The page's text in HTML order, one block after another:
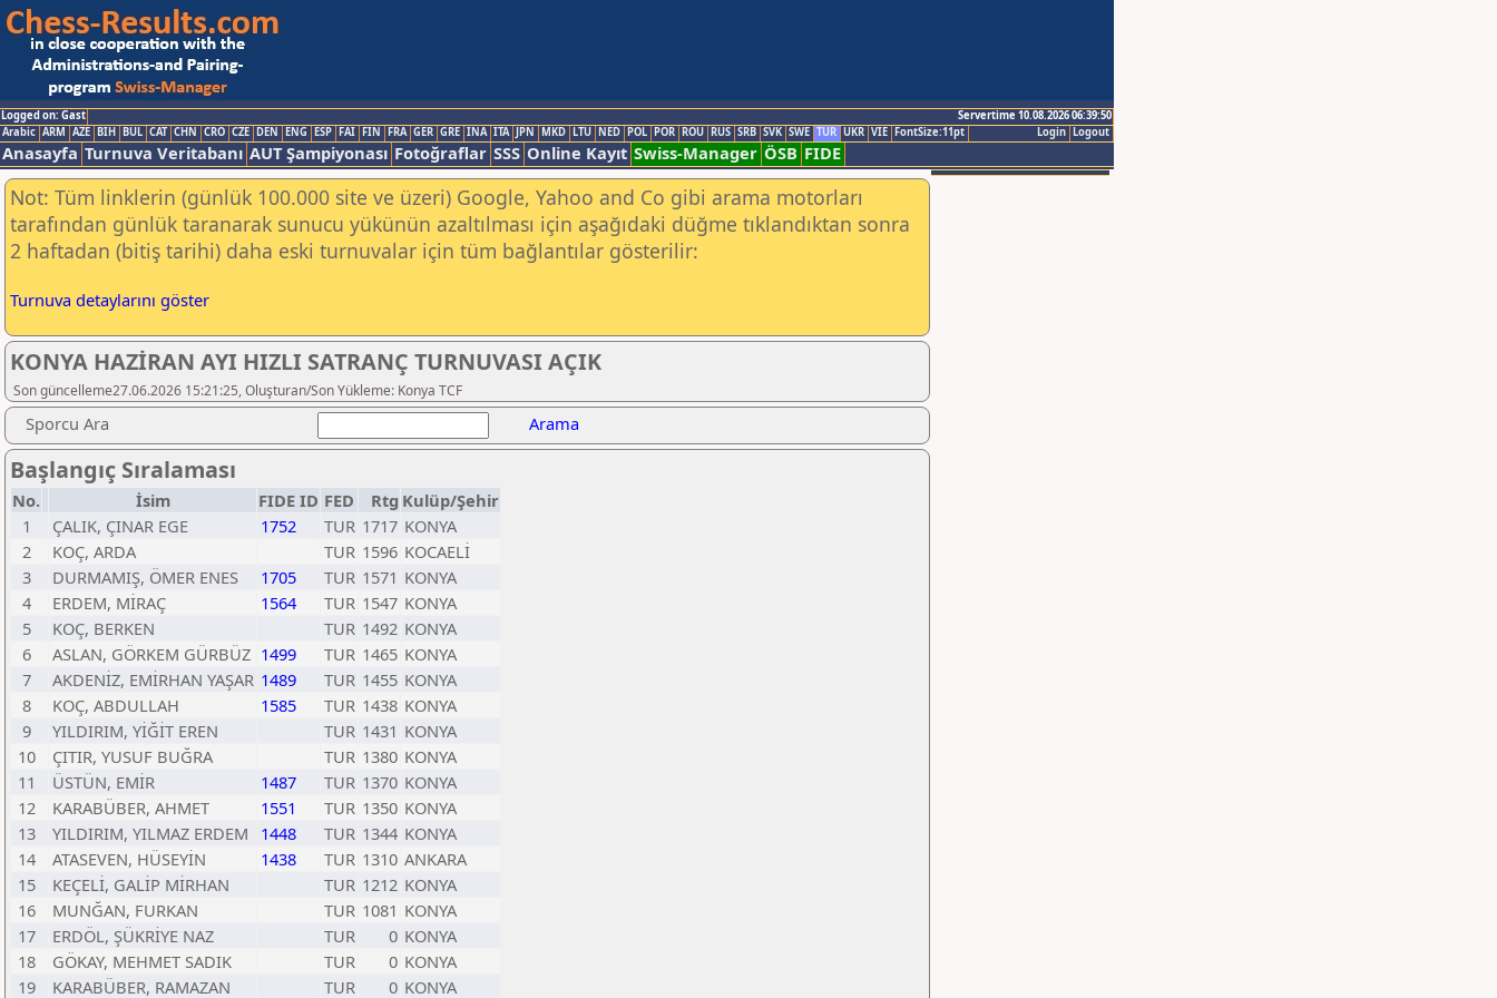
Logged on: Gast
Servertime 10.08.2026 06:39:50
Logout
Login
Arabic ARM AZE BIH BUL CAT CHN CRO CZE DEN ENG ESP FAI FIN FRA GER GRE INA ITA JPN MKD LTU NED POL POR ROU RUS SRB SVK SWE TUR UKR VIE FontSize:11pt
Anasayfa Turnuva Veritabanı AUT Şampiyonası Fotoğraflar SSS Online Kayıt Swiss-Manager ÖSB FIDE
Not: Tüm linklerin (günlük 100.000 site ve üzeri) Google, Yahoo and Co gibi arama motorları
tarafından günlük taranarak sunucu yükünün azaltılması için aşağıdaki düğme tıklandıktan sonra
2 haftadan (bitiş tarihi) daha eski turnuvalar için tüm bağlantılar gösterilir:
Turnuva detaylarını göster
KONYA HAZİRAN AYI HIZLI SATRANÇ TURNUVASI AÇIK
Son güncelleme27.06.2026 15:21:25, Oluşturan/Son Yükleme: Konya TCF
Sporcu Ara Arama
Başlangıç Sıralaması
No. İsim FIDE ID FED Rtg Kulüp/Şehir
1
ÇALIK, ÇINAR EGE 1752 TUR 1717 KONYA
2
KOÇ, ARDA TUR 1596 KOCAELİ
3
DURMAMIŞ, ÖMER ENES 1705 TUR 1571 KONYA
4
ERDEM, MİRAÇ 1564 TUR 1547 KONYA
5
KOÇ, BERKEN TUR 1492 KONYA
6
ASLAN, GÖRKEM GÜRBÜZ 1499 TUR 1465 KONYA
7
AKDENİZ, EMİRHAN YAŞAR 1489 TUR 1455 KONYA
8
KOÇ, ABDULLAH 1585 TUR 1438 KONYA
9
YILDIRIM, YİĞİT EREN TUR 1431 KONYA
10
ÇITIR, YUSUF BUĞRA TUR 1380 KONYA
11
ÜSTÜN, EMİR 1487 TUR 1370 KONYA
12
KARABÜBER, AHMET 1551 TUR 1350 KONYA
13
YILDIRIM, YILMAZ ERDEM 1448 TUR 1344 KONYA
14
ATASEVEN, HÜSEYİN 1438 TUR 1310 ANKARA
15
KEÇELİ, GALİP MİRHAN TUR 1212 KONYA
16
MUNĞAN, FURKAN TUR 1081 KONYA
17
ERDÖL, ŞÜKRİYE NAZ TUR 0 KONYA
18
GÖKAY, MEHMET SADIK TUR 0 KONYA
19
KARABÜBER, RAMAZAN TUR 0 KONYA